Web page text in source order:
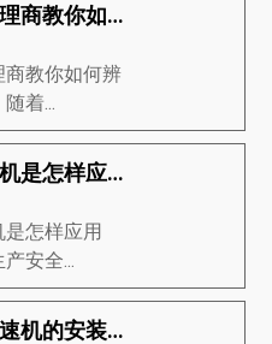
东元电机代理商教你如何辨别真假电机
商教你如何辨
着...
粉尘防爆电机是怎样应用的
怎样应用
安全...
常州国茂减速机的安装维护